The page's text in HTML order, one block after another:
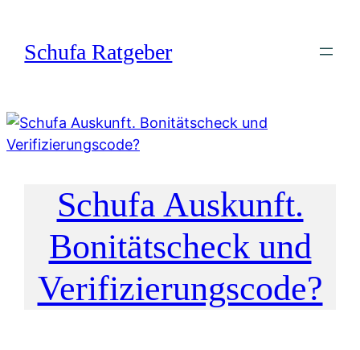
springen
Schufa Ratgeber
Schufa Auskunft.
Bonitätscheck und
Verifizierungscode?